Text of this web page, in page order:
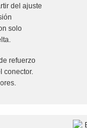
del ajuste
solo
refuerzo
conector.